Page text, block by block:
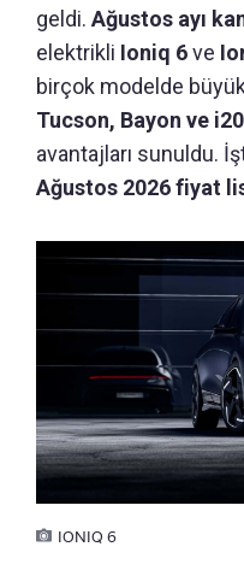
geldi. Ağustos ayı
elektrikli Ioniq 6ve
birçok modelde
Tucson, Bayon ve i20
avantajları sunuldu.
Ağustos 2026 fiyat
IONIQ 6